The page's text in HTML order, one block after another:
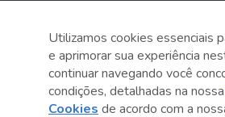
Serviço Social do Comércio
Administração Regional no Estado de
Utilizamos cookies essenciais
e aprimorar sua experiência
continuar navegando você
condições, detalhadas na nossa
Cookies de acordo com a